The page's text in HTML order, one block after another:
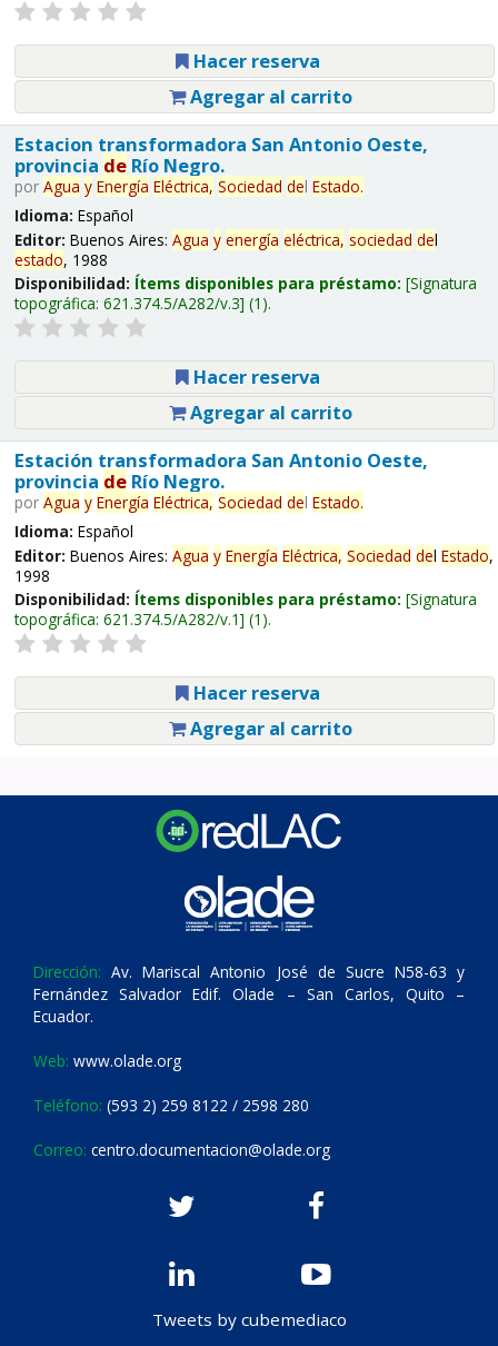
Hacer reserva
Agregar al carrito
Estacion transformadora San Antonio Oeste,
provincia deRío Negro.
por Agua y Energía Eléctrica, Sociedad del Estado.
Idioma: Español
Editor: Buenos Aires: Agua y energía eléctrica, sociedad del
estado, 1988
Disponibilidad: Ítems disponibles para préstamo: Signatura
topográfica: 621.374.5/A282/v.3 (1).
Hacer reserva
Agregar al carrito
Estación transformadora San Antonio Oeste,
provincia deRío Negro.
por Agua y Energía Eléctrica, Sociedad del Estado.
Idioma: Español
Editor: Buenos Aires: Agua y Energía Eléctrica, Sociedad del Estado,
1998
Disponibilidad: Ítems disponibles para préstamo: Signatura
topográfica: 621.374.5/A282/v.1 (1).
Hacer reserva
Agregar al carrito
Dirección: Av. Mariscal Antonio José de Sucre N58-63 y
Fernández Salvador Edif. Olade – San Carlos, Quito –
Ecuador.
Web: www.olade.org
Teléfono: (593 2) 259 8122 / 2598 280
Correo: centro.documentacion@olade.org
Tweets by cubemediaco